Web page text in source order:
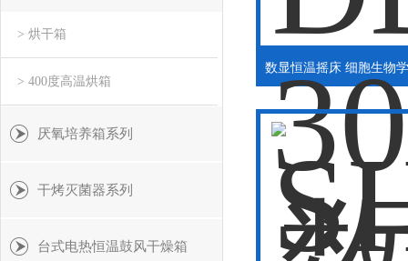
> 烘干箱
> 400度高温烘箱
厌氧培养箱系列
干烤灭菌器系列
台式电热恒温鼓风干燥箱